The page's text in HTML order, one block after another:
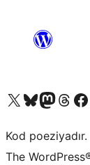
Visit our X (formerly Twitter) account
Visit our Bluesky account
Visit our Mastodon
Visit ourVisit
Kod poeziyadır.
The